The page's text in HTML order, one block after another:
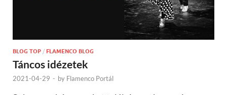
BLOG TOP / FLAMENCO BLOG
Táncos idézetek
2021-04-29 - by Flamenco Portál